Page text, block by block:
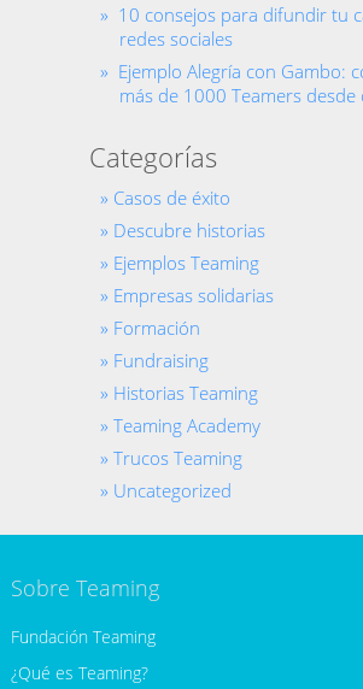
10 consejos para difundir tu
redes sociales
Ejemplo Alegría con Gambo:
más de 1000 Teamers desde
Categorías
Casos de éxito
Descubre historias
Ejemplos Teaming
Empresas solidarias
Formación
Fundraising
Historias Teaming
Teaming Academy
Trucos Teaming
Uncategorized
Sobre Teaming
Fundación Teaming
¿Qué es Teaming?